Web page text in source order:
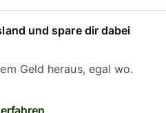
und spare dir dabei
Geld heraus, egal wo.